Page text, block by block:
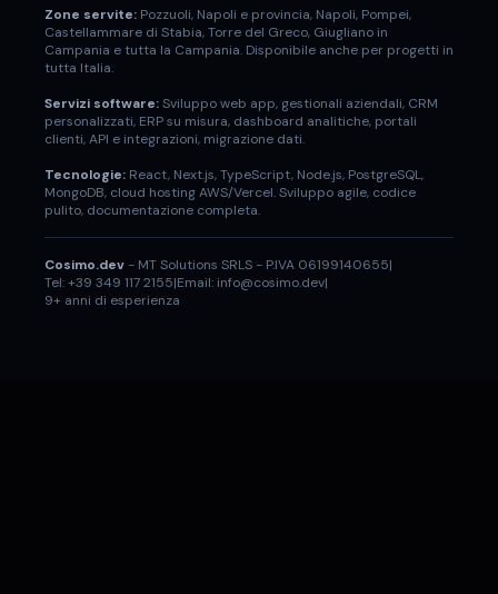
Zone servite: Pozzuoli, Napoli e provincia, Napoli, Pompei,
Castellammare di Stabia, Torre del Greco, Giugliano in
Campania e tutta la Campania. Disponibile anche per progetti in
tutta Italia.
Servizi software:Sviluppo web app, gestionali aziendali, CRM
personalizzati, ERP su misura, dashboard analitiche, portali
clienti, API e integrazioni, migrazione dati.
Tecnologie: React, Next.js, TypeScript, Node.js, PostgreSQL,
MongoDB, cloud hosting AWS/Vercel. Sviluppo agile, codice
pulito, documentazione completa.
Cosimo.dev - MT Solutions SRLS - P.IVA 06199140655|
Tel: +39 349 117 2155|Email: info@cosimo.dev|
9+ anni di esperienza